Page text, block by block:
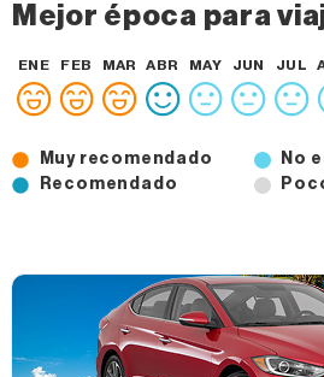
Mejor época para
ENE FEB MAR ABR MAY JUN JUL
Muy recomendado
Recomendado
No